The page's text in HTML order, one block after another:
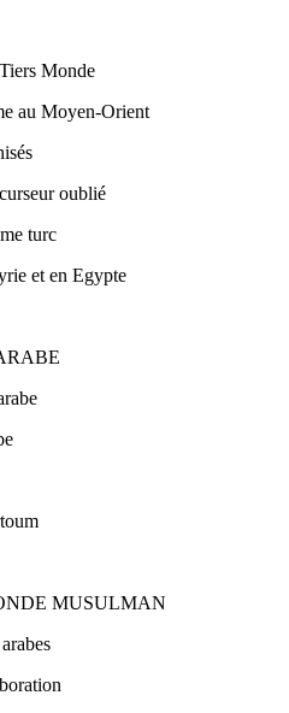
Monde
au Moyen-Orient
oublié
turc
et en Egypte
MUSULMAN